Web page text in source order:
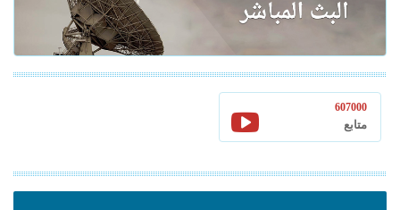
607000
متابع